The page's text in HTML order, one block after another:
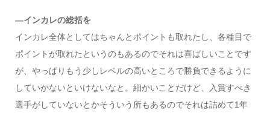
―インカレの総括を
インカレ全体としてはちゃんとポイントも取れたし、各種目で
ポイントが取れたというのもあるのでそれは喜ばしいことです
が、やっぱりもう少しレベルの高いところで勝負できるように
していかないといけないなと。細かいことだけど、入賞すべき
選手がしていないとかそういう所もあるのでそれは詰めて1年